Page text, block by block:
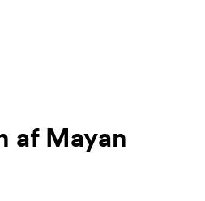
af Mayan